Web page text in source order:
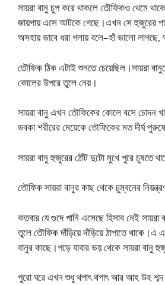
সায়রা বানু চুপ করে থাকলে তৌফিকও থেমে
জায়গায় এসে আটকে গেছে।এখন সে হুজুরের পা
অসহায় ভাবে ধরা গলায় বলে–হাঁ ভালো
তৌফিক ঠিক এটাই শুনতে চেয়েছিল।সায়রা
কোলের উপরে তুলে নেয়।
সায়রা বানু এখন তৌফিকের কোলে বসে চোদন
ডবকা শরীরের মেয়েকে তৌফিকের মত দীর্ঘ
সায়রা বানু হুজুরের ঠোঁট দুটো মুখে পুরে চুষতে
তৌফিক সায়রা বানুর কাছ থেকে চুম্বনের
কতবার যে গুদে পানি এসেছে হিসাব নেই
তুলে তৌফিক দাঁড়িয়ে দাঁড়িয়ে ঠাপাতে
বানুর কাছে।পড়ে যাবার ভয় থেকে সায়রা বানু
পুরো ঘরে এখন শুধু থপাৎ থপাৎ আর আহ উহ